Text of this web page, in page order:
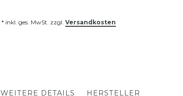
* inkl. ges. MwSt. zzgl. Versandkosten
WEITERE DETAILS HERSTELLER